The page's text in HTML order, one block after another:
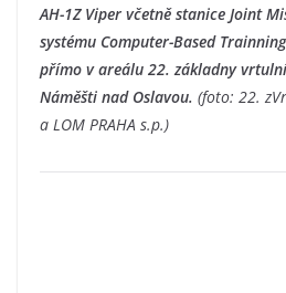
AH-1Z Viper včetně stanice Joint
systému Computer-Based
přímo v areálu 22. základny
Náměšti nad Oslavou. (foto: 22.
a LOM PRAHA s.p.)